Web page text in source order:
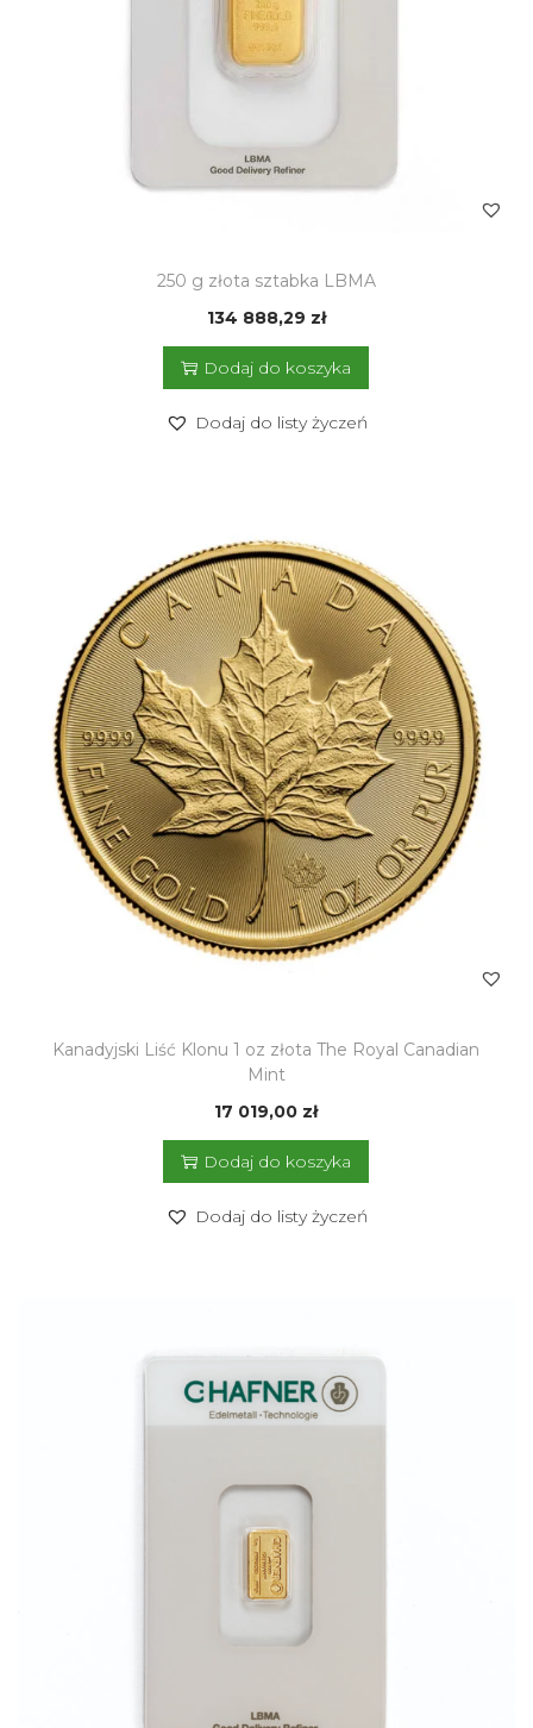
250 g złota sztabka LBMA
134 888,29 zł
Dodaj do koszyka
Dodaj do listy życzeń
Kanadyjski Liść Klonu 1 oz złota The Royal Canadian
Mint
17 019,00 zł
Dodaj do koszyka
Dodaj do listy życzeń